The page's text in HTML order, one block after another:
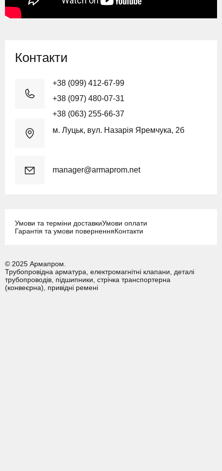
Контакти
+38 (099) 412-67-99
+38 (097) 480-07-31
+38 (063) 255-66-37
м. Луцьк, вул. Назарія Яремчука, 2б
manager@armaprom.net
Умови та терміни доставкиУмови оплати
Гарантія та умови поверненняКонтакти
© 2025 Армапром.
Трубопровідна арматура, електромагнітні клапани, деталі
трубопроводів, підшипники, стрічка транспортерна
(конвеєрна), привідні ремені